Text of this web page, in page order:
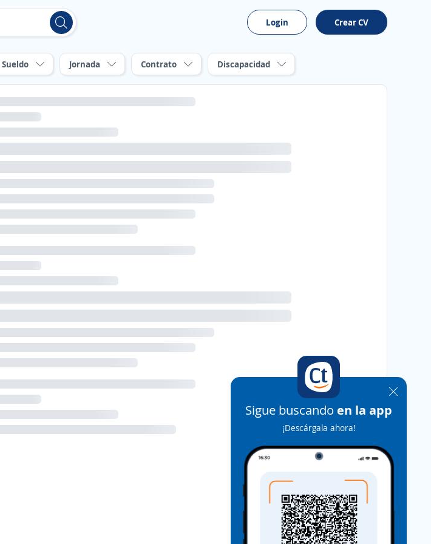
Login Crear CV
Sueldo Jornada Contrato Discapacidad
Sigue buscando en la app
¡Descárgala ahora!